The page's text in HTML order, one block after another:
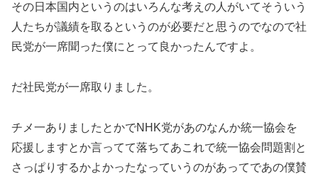
その日本国内というのはいろんな考えの人がいてそういう
人たちが議績を取るというのが必要だと思うのでなので社
民党が一席聞った僕にとって良かったんですよ。
だ社民党が一席取りました。
チメ一ありましたとかでNHK党があのなんか統一協会を
応援しますとか言ってて落ちてあこれで統一協会問題割と
さっぱりするかよかったなっていうのがあってであの僕賛